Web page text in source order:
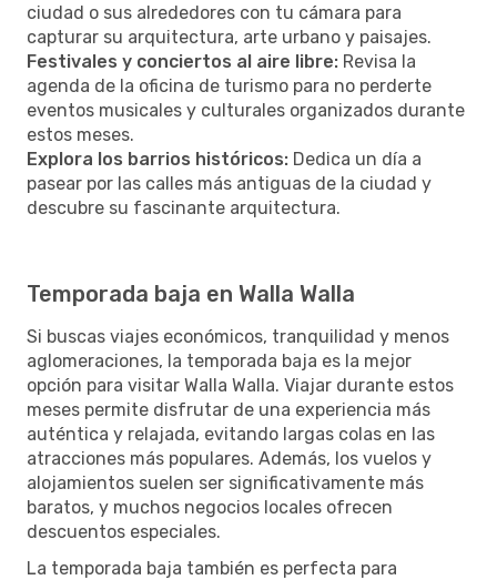
ciudad o sus alrededores con tu cámara para
capturar su arquitectura, arte urbano y paisajes.
Festivales y conciertos al aire libre: Revisa la
agenda de la oficina de turismo para no perderte
eventos musicales y culturales organizados durante
estos meses.
Explora los barrios históricos: Dedica un día a
pasear por las calles más antiguas de la ciudad y
descubre su fascinante arquitectura.
Temporada baja en Walla Walla
Si buscas viajes económicos, tranquilidad y menos
aglomeraciones, la temporada baja es la mejor
opción para visitar Walla Walla. Viajar durante estos
meses permite disfrutar de una experiencia más
auténtica y relajada, evitando largas colas en las
atracciones más populares. Además, los vuelos y
alojamientos suelen ser significativamente más
baratos, y muchos negocios locales ofrecen
descuentos especiales.
La temporada baja también es perfecta para